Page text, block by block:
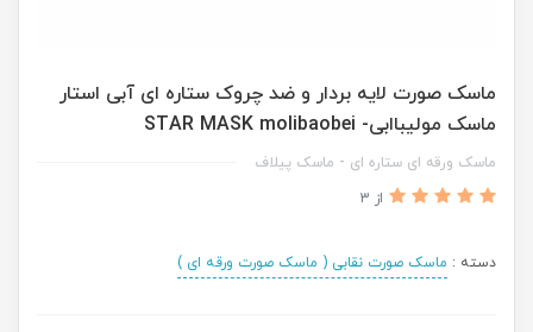
ماسک صورت لایه بردار و ضد چروک ستاره ای آبی استار
ماسک مولیباابی- STAR MASK molibaobei
ماسک ورقه ای ستاره ای - ماسک پیلاف
از 3
دسته : ماسک صورت نقابی ( ماسک صورت ورقه ای )